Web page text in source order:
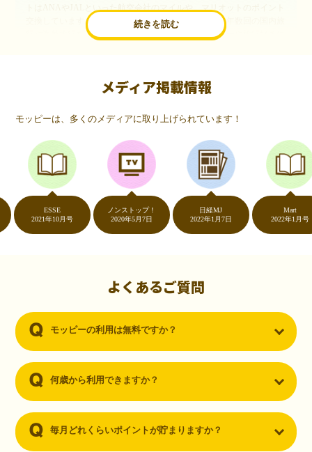
続きを読む
交換しています。このようにすることで、ほぼ無料で年数回の国内旅
行や海外旅行を実現しています。モッピーは陸マイラーや旅行好きに
いつものネットショッピングが、モッピーでお得
（20代・女性）
友達に勧められてモッピーをはじめました。空いた時間にスマホで買
い物をすることが多いのですが、モッピーを経由するだけでショップ
のポイントとモッピーのポイントが二重で貯まることを知り、ビック
リ…！いつものネットショッピングをモッピーを経由するだけでポイ
ントが貯まるなんて…もっと早く教えてほしかった～！貯まったポイ
ントはギフト券に交換して、プチ贅沢を楽しんでます♪
（30代・男性）
ーを知りました。クレジットカードを発行するだけでポイントが貯ま
るならと無料登録して、クレジットカードの発行やアプリダウンロー
メディア掲載情報
モッピーは、多くのメディアに取り上げられています！
2021年10月号
ノンストップ！
2020年5月7日
日経MJ
2022年1月7日
2022年1月号
よくあるご質問
モッピーの利用は無料ですか？
何歳から利用できますか？
毎月どれくらいポイントが貯まりますか？